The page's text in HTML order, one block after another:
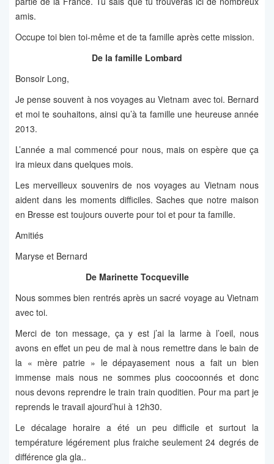
amis.
Occupe toi bien toi-même et de ta famille après cette mission.
De la famille Lombard
Bonsoir Long,
Je pense souvent à nos voyages au Vietnam avec toi. Bernard
et moi te souhaitons, ainsi qu’à ta famille une heureuse année
2013.
L’année a mal commencé pour nous, mais on espère que ça
ira mieux dans quelques mois.
Les merveilleux souvenirs de nos voyages au Vietnam nous
aident dans les moments difficiles. Saches que notre maison
en Bresse est toujours ouverte pour toi et pour ta famille.
Amitiés
Maryse et Bernard
De Marinette Tocqueville
Nous sommes bien rentrés après un sacré voyage au Vietnam
avec toi.
Merci de ton message, ça y est j’ai la larme à l’oeil, nous
avons en effet un peu de mal à nous remettre dans le bain de
la « mère patrie » le dépayasement nous a fait un bien
immense mais nous ne sommes plus coocoonnés et donc
nous devons reprendre le train train quoditien. Pour ma part je
reprends le travail ajourd’hui à 12h30.
Le décalage horaire a été un peu difficile et surtout la
température légérement plus fraiche seulement 24 degrés de
différence gla gla..